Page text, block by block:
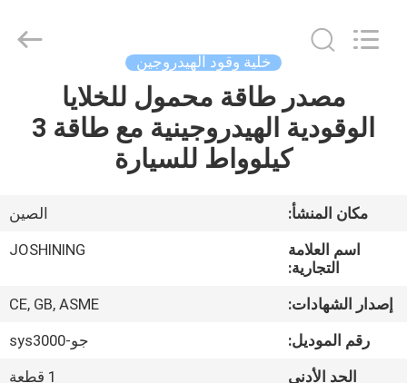
معلومات
جولة
المصنع
Technology
Co.,Ltd.
خلية وقود الهيدروجين
مصدر طاقة محمول للخلايا
الوقودية الهيدروجينية مع طاقة 3
كيلوواط للسيارة
مكان المنشأ:
الصين
اسم العلامة
التجارية:
JOSHINING
إصدار الشهادات:
CE, GB, ASME
رقم الموديل:
جو-sys3000
الحد الأدنى
1 قطعة